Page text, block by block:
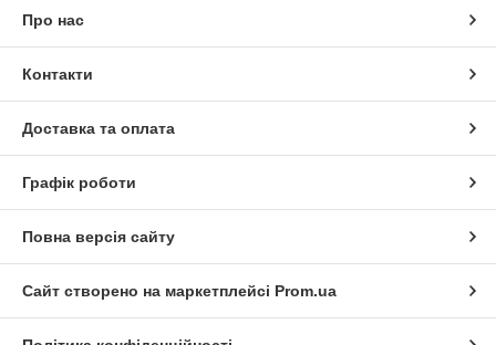
Про нас
Контакти
Доставка та оплата
Графік роботи
Повна версія сайту
Сайт створено на маркетплейсі Prom.ua